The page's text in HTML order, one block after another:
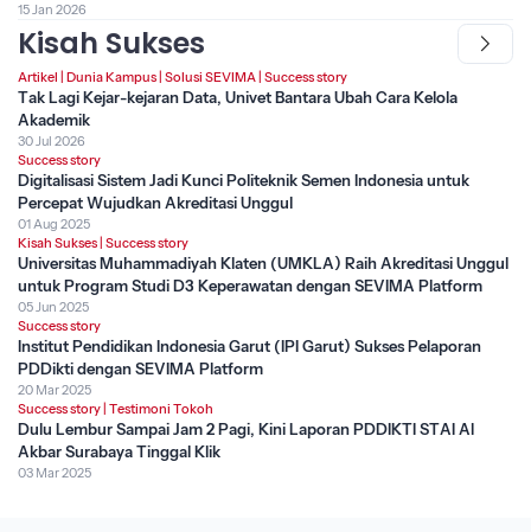
15 Jan 2026
Kisah Sukses
Artikel Dunia Kampus Solusi SEVIMA Success story
Tak Lagi Kejar-kejaran Data, Univet Bantara Ubah Cara Kelola
Akademik
30 Jul 2026
Success story
Digitalisasi Sistem Jadi Kunci Politeknik Semen Indonesia untuk
Percepat Wujudkan Akreditasi Unggul
01 Aug 2025
Kisah Sukses Success story
Universitas Muhammadiyah Klaten (UMKLA) Raih Akreditasi Unggul
untuk Program Studi D3 Keperawatan dengan SEVIMA Platform
05 Jun 2025
Success story
Institut Pendidikan Indonesia Garut (IPI Garut) Sukses Pelaporan
PDDikti dengan SEVIMA Platform
20 Mar 2025
Success story Testimoni Tokoh
Dulu Lembur Sampai Jam 2 Pagi, Kini Laporan PDDIKTI STAI Al
Akbar Surabaya Tinggal Klik
03 Mar 2025